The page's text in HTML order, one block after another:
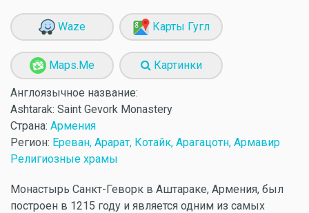
Waze Карты Гугл
Maps.Me Картинки
Англоязычное название:
Ashtarak: Saint Gevork Monastery
Страна: Армения
Регион: Ереван, Арарат, Котайк, Арагацотн, Армавир
Религиозные храмы
Монастырь Санкт-Геворк в Аштараке, Армения, был
построен в 1215 году и является одним из самых